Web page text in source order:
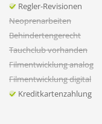
Regler-Revisionen
Neoprenarbeiten
Behindertengerecht
Tauchclub vorhanden
Filmentwicklung analog
Filmentwicklung digital
Kreditkartenzahlung